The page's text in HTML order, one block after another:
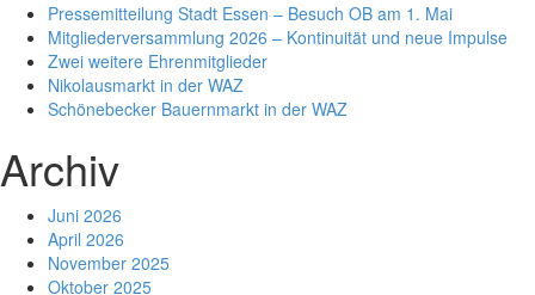
Pressemitteilung Stadt Essen – Besuch OB am 1. Mai
Mitgliederversammlung 2026 – Kontinuität und neue Impulse
Zwei weitere Ehrenmitglieder
Nikolausmarkt in der WAZ
Schönebecker Bauernmarkt in der WAZ
Archiv
Juni 2026
April 2026
November 2025
Oktober 2025